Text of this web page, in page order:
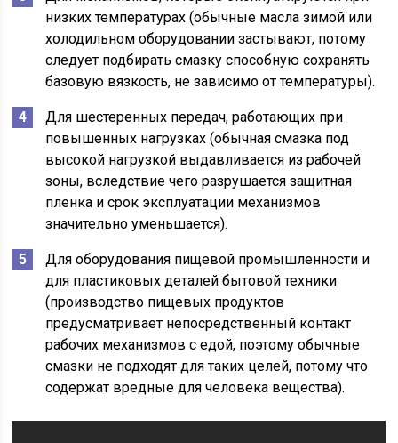
низких температурах (обычные масла зимой или
холодильном оборудовании застывают, потому
следует подбирать смазку способную сохранять
базовую вязкость, не зависимо от температуры).
Для шестеренных передач, работающих при
повышенных нагрузках (обычная смазка под
высокой нагрузкой выдавливается из рабочей
зоны, вследствие чего разрушается защитная
пленка и срок эксплуатации механизмов
значительно уменьшается).
Для оборудования пищевой промышленности и
для пластиковых деталей бытовой техники
(производство пищевых продуктов
предусматривает непосредственный контакт
рабочих механизмов с едой, поэтому обычные
смазки не подходят для таких целей, потому что
содержат вредные для человека вещества).